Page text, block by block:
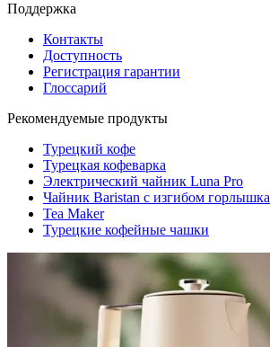
Поддержка
Контакты
Доступность
Регистрация гарантии
Глоссарий
Рекомендуемые продукты
Турецкий кофе
Турецкая кофеварка
Электрический чайник Luna Pro
Чайник Baristan с изгибом горлышка
Tea Maker
Турецкие кофейные чашки